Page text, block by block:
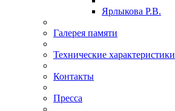
Ярлыкова Р.В.
Галерея памяти
Технические характеристики
Контакты
Пресса